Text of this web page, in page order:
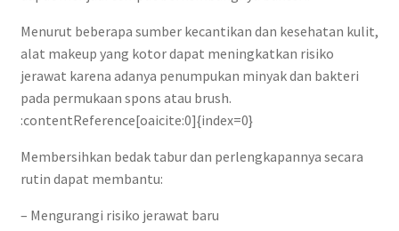
Menurut beberapa sumber kecantikan dan kesehatan kulit,
alat makeup yang kotor dapat meningkatkan risiko
jerawat karena adanya penumpukan minyak dan bakteri
pada permukaan spons atau brush.
:contentReference[oaicite:0]{index=0}
Membersihkan bedak tabur dan perlengkapannya secara
rutin dapat membantu:
– Mengurangi risiko jerawat baru